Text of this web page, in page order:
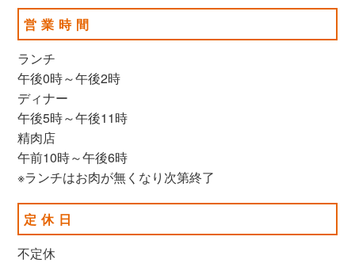
営業時間
ランチ
午後0時～午後2時
ディナー
午後5時～午後11時
精肉店
午前10時～午後6時
※ランチはお肉が無くなり次第終了
定休日
不定休